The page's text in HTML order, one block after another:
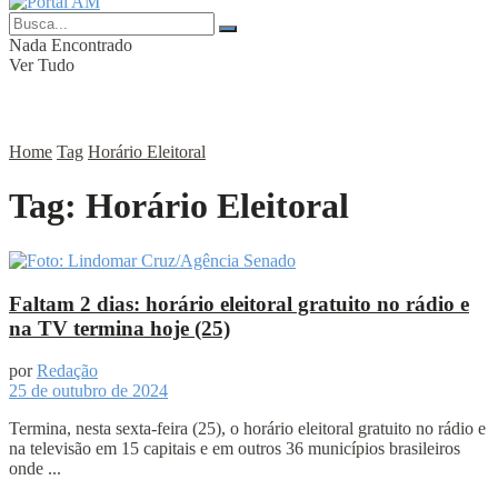
Nada Encontrado
Ver Tudo
Home Tag Horário Eleitoral
Tag: Horário Eleitoral
Faltam 2 dias: horário eleitoral gratuito no rádio e
na TV termina hoje (25)
por Redação
25 de outubro de 2024
Termina, nesta sexta-feira (25), o horário eleitoral gratuito no rádio e
na televisão em 15 capitais e em outros 36 municípios brasileiros
onde ...